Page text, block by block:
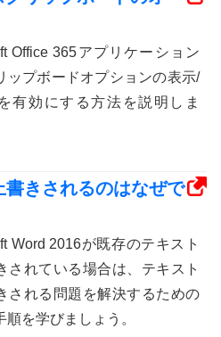
Office 365アプリケーション
ップボードオプションの表示/
有効にする方法を説明しま
きされるのはなぜで
Word 2016が既存のテキスト
されている場合は、テキスト
される問題を解決するための
順を学びましょう。